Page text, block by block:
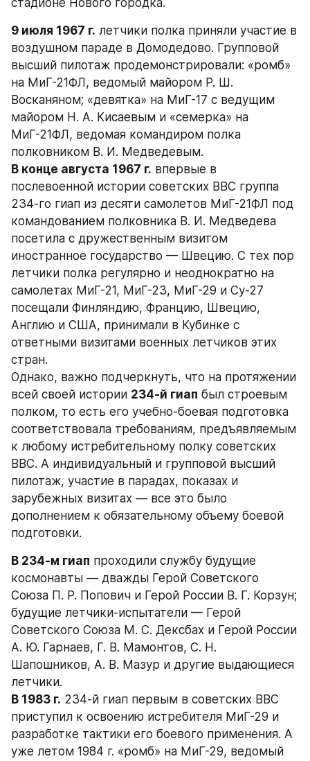
стадионе Нового городка.
9 июля 1967 г. летчики полка приняли участие в
воздушном параде в Домодедово. Групповой
высший пилотаж продемонстрировали: «ромб»
на МиГ-21ФЛ, ведомый майором Р. Ш.
Восканяном; «девятка» на МиГ-17 с ведущим
майором Н. А. Кисаевым и «семерка» на
МиГ-21ФЛ, ведомая командиром полка
полковником В. И. Медведевым.
В конце августа 1967 г. впервые в
послевоенной истории советских ВВС группа
234-го гиап из десяти самолетов МиГ-21ФЛ под
командованием полковника В. И. Медведева
посетила с дружественным визитом
иностранное государство — Швецию. С тех пор
летчики полка регулярно и неоднократно на
самолетах МиГ-21, МиГ-23, МиГ-29 и Су-27
посещали Финляндию, Францию, Швецию,
Англию и США, принимали в Кубинке с
ответными визитами военных летчиков этих
стран.
Однако, важно подчеркнуть, что на протяжении
всей своей истории 234-й гиап был строевым
полком, то есть его учебно-боевая подготовка
соответствовала требованиям, предъявляемым
к любому истребительному полку советских
ВВС. А индивидуальный и групповой высший
пилотаж, участие в парадах, показах и
зарубежных визитах — все это было
дополнением к обязательному объему боевой
подготовки.
В 234-м гиап проходили службу будущие
космонавты — дважды Герой Советского
Союза П. Р. Попович и Герой России В. Г. Корзун;
будущие летчики-испытатели — Герой
Советского Союза М. С. Дексбах и Герой России
А. Ю. Гарнаев, Г. В. Мамонтов, С. Н.
Шапошников, А. В. Мазур и другие выдающиеся
летчики.
В 1983 г. 234-й гиап первым в советских ВВС
приступил к освоению истребителя МиГ-29 и
разработке тактики его боевого применения. А
уже летом 1984 г. «ромб» на МиГ-29, ведомый